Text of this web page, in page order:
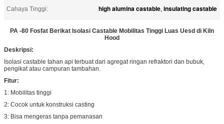
Cahaya Tinggi:
high alumina castable, insulating castable
PA -80 Fosfat Berikat Isolasi Castable Mobilitas Tinggi Luas Uesd di Kiln
Hood
Deskripsi:
Isolasi castable tahan api terbuat dari agregat ringan refraktori dan bubuk,
pengikat atau campuran tambahan.
Fitur:
1: Mobilitas tinggi
2: Cocok untuk konstruksi casting
3: Bisa mengeras tanpa pemanasan